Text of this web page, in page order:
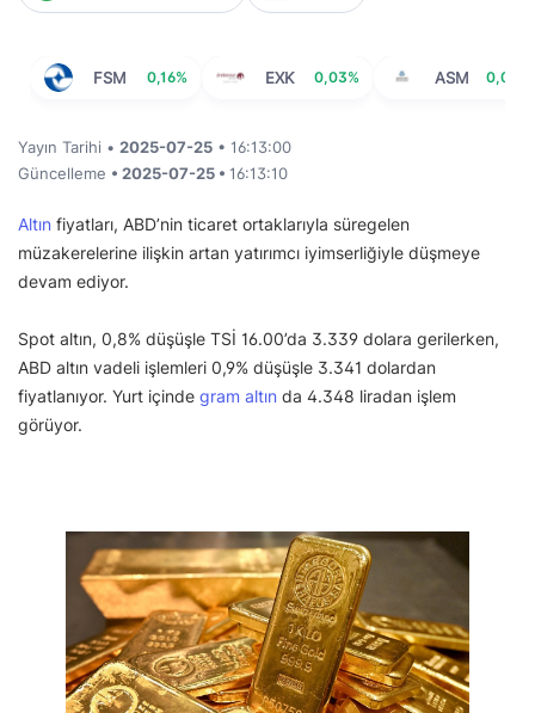
FSM 0,16% EXK 0,03% ASM 0,00%
Yayın Tarihi • 2025-07-25 • 16:13:00
Güncelleme • 2025-07-25 • 16:13:10
Altın fiyatları, ABD’nin ticaret ortaklarıyla süregelen
müzakerelerine ilişkin artan yatırımcı iyimserliğiyle düşmeye
devam ediyor.
Spot altın, 0,8% düşüşle TSİ 16.00’da 3.339 dolara gerilerken,
ABD altın vadeli işlemleri 0,9% düşüşle 3.341 dolardan
fiyatlanıyor. Yurt içinde gram altın da 4.348 liradan işlem
görüyor.